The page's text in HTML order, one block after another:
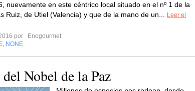
nuevamente en este céntrico local situado en el nº 1 de la
Ruiz, de Utiel (Valencia) y que de la mano de un...
Leer el
por
Enogourmet
NONE
Nobel de la Paz